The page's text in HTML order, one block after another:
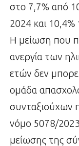
στο 7,7% από
2024 και 10,4%
Η μείωση που
ανεργία των
ετών δεν
ομάδα
συνταξιούχων
νόμο 5078/
μείωσης της